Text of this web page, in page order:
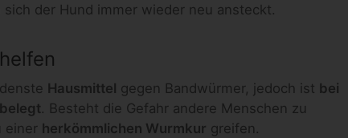
sich der Hund immer wieder neu ansteckt.
Hausmittel gegen Bandwürmer, jedoch ist bei
. Besteht die Gefahr andere Menschen zu
einer herkömmlichen Wurmkur greifen.